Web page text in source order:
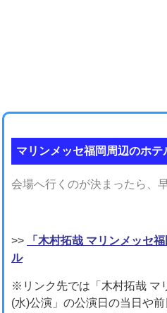
マリンメッセ福岡周辺のホテ
会場へ行くのが決まったら、
>>
「木村拓哉 マリンメッセ
ル
※リンク先では「木村拓哉 マ
(水)公演」の公演日の当日や